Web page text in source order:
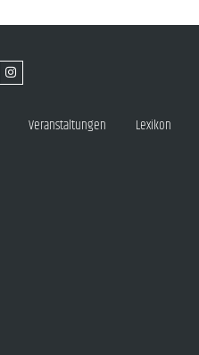
Veranstaltungen Lexikon